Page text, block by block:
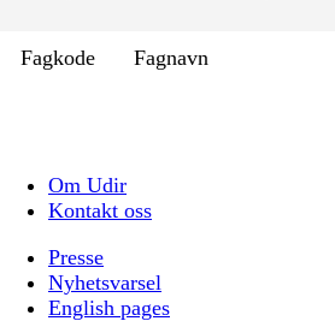
Fagkode Fagnavn
Om Udir
Kontakt oss
Presse
Nyhetsvarsel
English pages